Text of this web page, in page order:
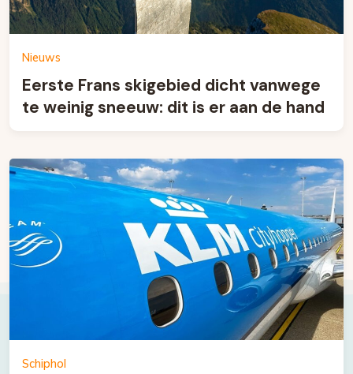
Nieuws
Eerste Frans skigebied dicht vanwege
te weinig sneeuw: dit is er aan de hand
Schiphol